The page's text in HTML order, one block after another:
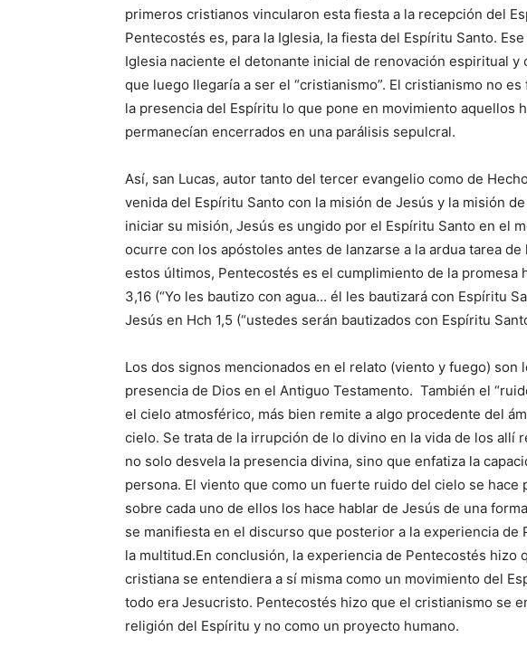
primeros cristianos vincularon esta fiesta a la recepción del
Pentecostés es, para la Iglesia, la fiesta del Espíritu Santo.
Iglesia naciente el detonante inicial de renovación espiritual y
que luego llegaría a ser el “cristianismo”. El cristianismo no
la presencia del Espíritu lo que pone en movimiento aquellos
permanecían encerrados en una parálisis sepulcral.
Así, san Lucas, autor tanto del tercer evangelio como de
venida del Espíritu Santo con la misión de Jesús y la misión
iniciar su misión, Jesús es ungido por el Espíritu Santo en el
ocurre con los apóstoles antes de lanzarse a la ardua tarea
estos últimos, Pentecostés es el cumplimiento de la promesa
3,16 (“Yo les bautizo con agua… él les bautizará con Espíritu
Jesús en Hch 1,5 (“ustedes serán bautizados con Espíritu
Los dos signos mencionados en el relato (viento y fuego) son
presencia de Dios en el Antiguo Testamento. También el
el cielo atmosférico, más bien remite a algo procedente del
cielo. Se trata de la irrupción de lo divino en la vida de los allí
no solo desvela la presencia divina, sino que enfatiza la
persona. El viento que como un fuerte ruido del cielo se hace
sobre cada uno de ellos los hace hablar de Jesús de una
se manifiesta en el discurso que posterior a la experiencia de
la multitud.En conclusión, la experiencia de Pentecostés hizo
cristiana se entendiera a sí misma como un movimiento del
todo era Jesucristo. Pentecostés hizo que el cristianismo se
religión del Espíritu y no como un proyecto humano.